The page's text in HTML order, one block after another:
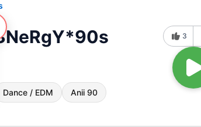
Dance / EDM Anii 90
3